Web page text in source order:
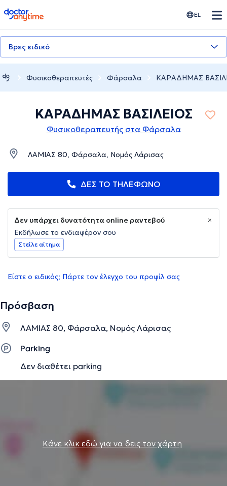
doctoranytime EL
Βρες ειδικό
Φυσικοθεραπευτές Φάρσαλα ΚΑΡΑΔΗΜΑΣ
ΚΑΡΑΔΗΜΑΣ ΒΑΣΙΛΕΙΟΣ
Φυσικοθεραπευτής στα Φάρσαλα
ΛΑΜΙΑΣ 80, Φάρσαλα, Νομός Λάρισας
ΔΕΣ ΤΟ ΤΗΛΕΦΩΝΟ
Δεν υπάρχει δυνατότητα online ραντεβού
Εκδήλωσε το ενδιαφέρον σου
Στείλε αίτημα
Είστε ο ειδικός; Πάρτε τον έλεγχο του προφίλ σας
Πρόσβαση
ΛΑΜΙΑΣ 80, Φάρσαλα, Νομός Λάρισας
Parking
Δεν διαθέτει parking
Κάνε κλικ εδώ για να δεις τον χάρτη